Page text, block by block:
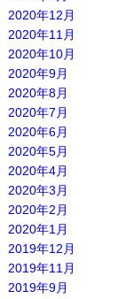
2020年12月
2020年11月
2020年10月
2020年9月
2020年8月
2020年7月
2020年6月
2020年5月
2020年4月
2020年3月
2020年2月
2020年1月
2019年12月
2019年11月
2019年9月